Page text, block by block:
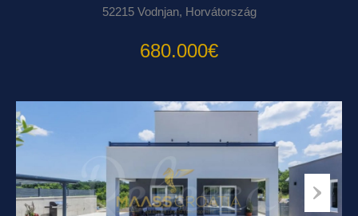
52215 Vodnjan, Horvátország
680.000€